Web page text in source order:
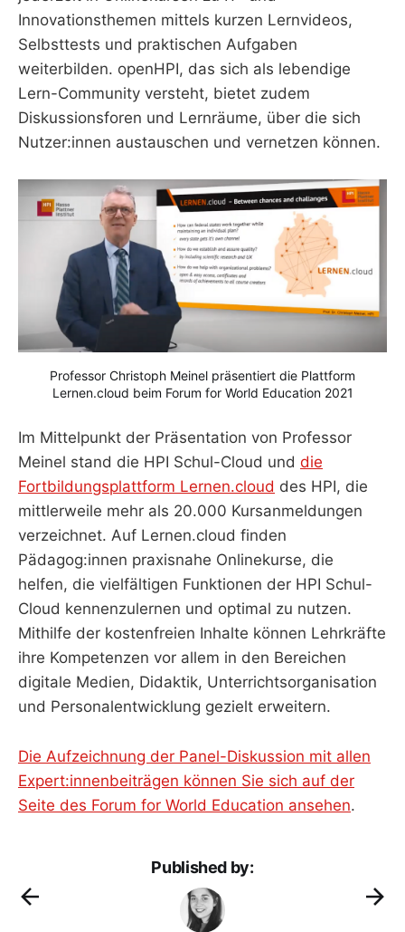
Innovationsthemen mittels kurzen Lernvideos,
Selbsttests und praktischen Aufgaben
weiterbilden. openHPI, das sich als lebendige
Lern-Community versteht, bietet zudem
Diskussionsforen und Lernräume, über die sich
Nutzer:innen austauschen und vernetzen können.
Professor Christoph Meinel präsentiert die Plattform
Lernen.cloud beim Forum for World Education 2021
Im Mittelpunkt der Präsentation von Professor
Meinel stand die HPI Schul-Cloud und die
Fortbildungsplattform Lernen.cloud des HPI, die
mittlerweile mehr als 20.000 Kursanmeldungen
verzeichnet. Auf Lernen.cloud finden
Pädagog:innen praxisnahe Onlinekurse, die
helfen, die vielfältigen Funktionen der HPI Schul-
Cloud kennenzulernen und optimal zu nutzen.
Mithilfe der kostenfreien Inhalte können Lehrkräfte
ihre Kompetenzen vor allem in den Bereichen
digitale Medien, Didaktik, Unterrichtsorganisation
und Personalentwicklung gezielt erweitern.
Die Aufzeichnung der Panel-Diskussion mit allen
Expert:innenbeiträgen können Sie sich auf der
Seite des Forum for World Education ansehen.
Published by: